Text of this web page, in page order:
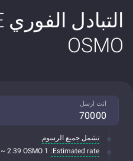
OSMO
انت ارسل
تشمل جميع الرسوم
Estimated rate:
1 DOGE ~ 2.39 OSMO